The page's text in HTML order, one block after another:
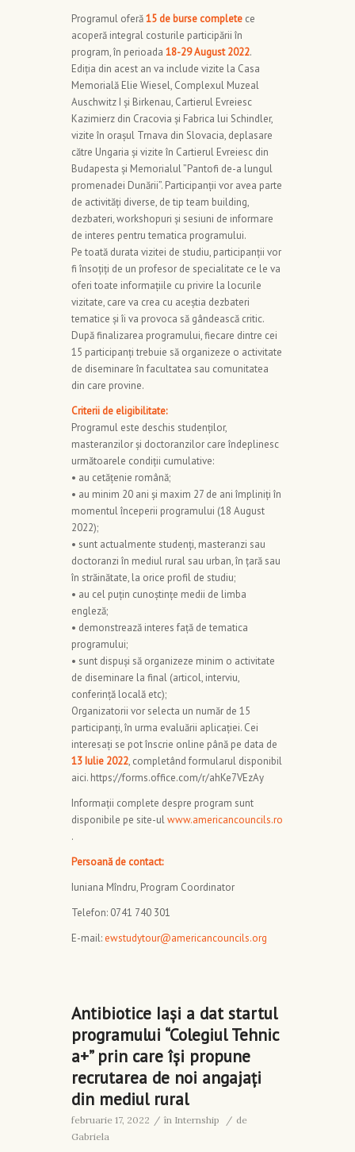
Programul oferă15 de burse complete ce
acoperă integral costurile participării în
program, în perioada 18-29 August 2022.
Ediția din acest an va include vizite la Casa
Memorială Elie Wiesel, Complexul Muzeal
Auschwitz I și Birkenau, Cartierul Evreiesc
Kazimierz din Cracovia și Fabrica lui Schindler,
vizite în orașul Trnava din Slovacia, deplasare
către Ungaria și vizite în Cartierul Evreiesc din
Budapesta și Memorialul ”Pantofi de-a lungul
promenadei Dunării”. Participanții vor avea parte
de activităţi diverse, de tip team building,
dezbateri, workshopuri şi sesiuni de informare
de interes pentru tematica programului.
Pe toată durata vizitei de studiu, participanții vor
fi însoțiți de un profesor de specialitate ce le va
oferi toate informațiile cu privire la locurile
vizitate, care va crea cu aceștia dezbateri
tematice și îi va provoca să gândească critic.
După finalizarea programului, fiecare dintre cei
15 participanți trebuie să organizeze o activitate
de diseminare în facultatea sau comunitatea
din care provine.
Criterii de eligibilitate:
Programul este deschis studenților,
masteranzilor și doctoranzilor care îndeplinesc
următoarele condiții cumulative:
• au cetățenie română;
• au minim 20 ani și maxim 27 de ani împliniți în
momentul începerii programului (18 August
2022);
• sunt actualmente studenți, masteranzi sau
doctoranzi în mediul rural sau urban, în țară sau
în străinătate, la orice profil de studiu;
• au cel puțin cunoștințe medii de limba
engleză;
• demonstrează interes față de tematica
programului;
• sunt dispuși să organizeze minim o activitate
de diseminare la final (articol, interviu,
conferință locală etc);
Organizatorii vor selecta un număr de 15
participanți, în urma evaluării aplicației. Cei
interesați se pot înscrie online până pe data de
13 Iulie 2022, completând formularul disponibil
aici. https://forms.office.com/r/ahKe7VEzAy
Informații complete despre program sunt
disponibile pe site-ulwww.americancouncils.ro
.
Persoană de contact:
Iuniana Mîndru, Program Coordinator
Telefon: 0741 740 301
E-mail: ewstudytour@americancouncils.org
Antibiotice Iași a dat startul
programului “Colegiul Tehnic
a+” prin care își propune
recrutarea de noi angajați
din mediul rural
februarie 17, 2022 / în Internship / de
Gabriela